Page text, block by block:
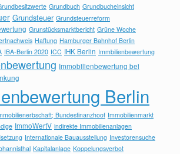
Grundbuch Grundbucheinsicht
Grundsteuer Grundsteuerreform
Grunstücksmarktbericht Grüne Woche
Haftung Hamburger Bahnhof Berlin
IBA-Berlin 2020 ICC IHK Berlin Immbilienbewertung
Immobilienbewertung bei
Berlin
Bundesfinanzhoof Immobilienmarkt
ImmoWertV indirekte Immobilienanlagen
Internationale Bauausstellung Investorensuche
Kapitalanlage Koppelungsverbot